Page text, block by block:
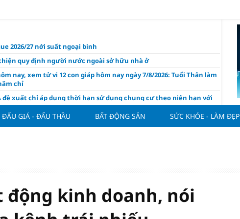
2026/27 nới suất ngoại binh
quy định người nước ngoài sở hữu nhà ở
nay, xem tử vi 12 con giáp hôm nay ngày 7/8/2026: Tuổi Thân làm
chỉ
đề xuất chỉ áp dụng thời hạn sử dụng chung cư theo niên hạn với
mới
FDI chất lượng cao cho mục tiêu tăng trưởng 2 con số
hôm nay 6/8: "Nhảy vọt" sau một đêm
ĐẤU GIÁ - ĐẤU THẦU BẤT ĐỘNG SẢN SỨC KHỎE - LÀM ĐẸP
động kinh doanh, nói